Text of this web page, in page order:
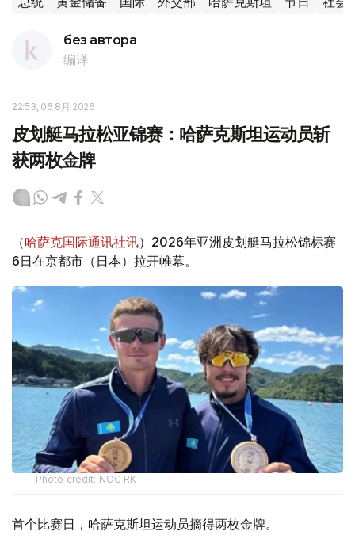
без автора
编译
22:53, 06 8月 2026
皮划艇马拉松亚锦赛：哈萨克斯坦运动员斩
获两枚金牌
（哈萨克国际通讯社讯）2026年亚洲皮划艇马拉松锦标赛
6日在京都市（日本）拉开帷幕。
Photo credit: NOC RK
首个比赛日，哈萨克斯坦运动员摘得两枚金牌。